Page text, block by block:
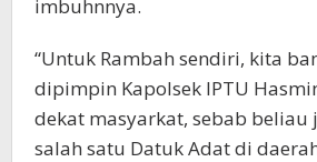
imbuhnnya.
“Untuk Rambah sendiri, kita
dipimpin Kapolsek IPTU
dekat masyarkat, sebab beliau
salah satu Datuk Adat di